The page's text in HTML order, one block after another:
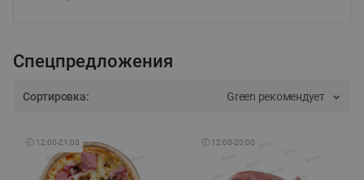
Спецпредложения
Сортировка: Green рекомендует
🕘 12:00-21:00 🕘 12:00-20:00